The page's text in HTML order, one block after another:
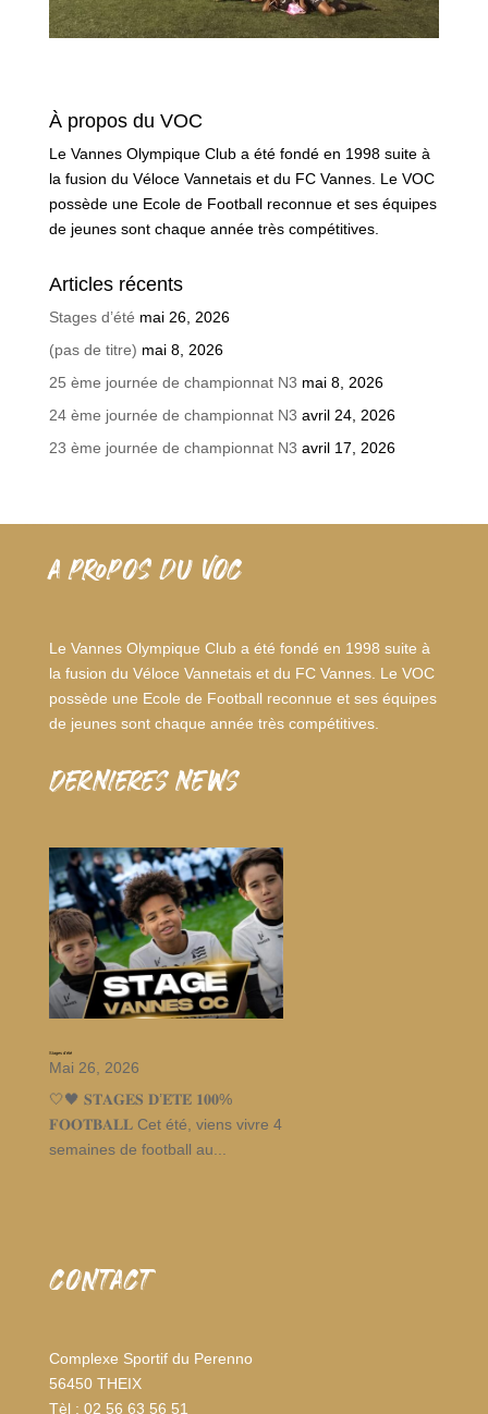
À propos du VOC
Le Vannes Olympique Club a été fondé en 1998 suite à
la fusion du Véloce Vannetais et du FC Vannes. Le VOC
possède une Ecole de Football reconnue et ses équipes
de jeunes sont chaque année très compétitives.
Articles récents
Stages d’été mai 26, 2026
(pas de titre) mai 8, 2026
25 ème journée de championnat N3 mai 8, 2026
24 ème journée de championnat N3 avril 24, 2026
23 ème journée de championnat N3 avril 17, 2026
A PROPOS DU VOC
Le Vannes Olympique Club a été fondé en 1998 suite à
la fusion du Véloce Vannetais et du FC Vannes. Le VOC
possède une Ecole de Football reconnue et ses équipes
de jeunes sont chaque année très compétitives.
dernieres news
Stages d’été
Mai 26, 2026
🤍🖤 𝐒𝐓𝐀𝐆𝐄𝐒 𝐃’𝐄́𝐓𝐄́ 𝟏𝟎𝟎%
𝐅𝐎𝐎𝐓𝐁𝐀𝐋𝐋 Cet été, viens vivre 4
semaines de football au...
CONTACT
Complexe Sportif du Perenno
56450 THEIX
Tèl : 02 56 63 56 51